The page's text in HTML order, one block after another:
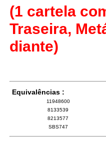
(1 cartela
Traseira,
diante)
Equivalências :
11948600
8133539
8213577
SBS747